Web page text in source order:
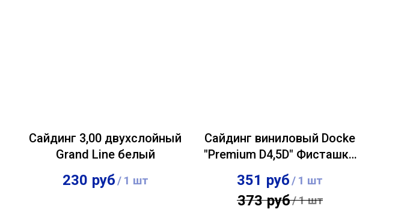
Сайдинг 3,00 двухслойный
Grand Line белый
230 руб/ 1 шт
Сайдинг виниловый Docke
"Premium D4,5D" Фисташки
0,232х3,60м
351 руб/ 1 шт
373 руб/1 шт